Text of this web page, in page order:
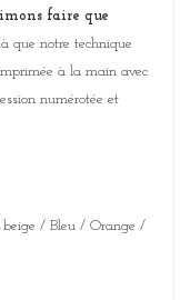
faire que
que notre technique
à la main avec
numérotée et
beige / Bleu / Orange /